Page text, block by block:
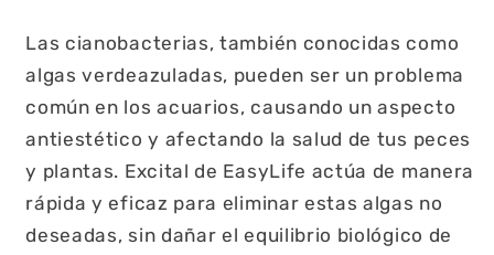
Las cianobacterias, también conocidas como
algas verdeazuladas, pueden ser un problema
común en los acuarios, causando un aspecto
antiestético y afectando la salud de tus peces
y plantas. Excital de EasyLife actúa de manera
rápida y eficaz para eliminar estas algas no
deseadas, sin dañar el equilibrio biológico de